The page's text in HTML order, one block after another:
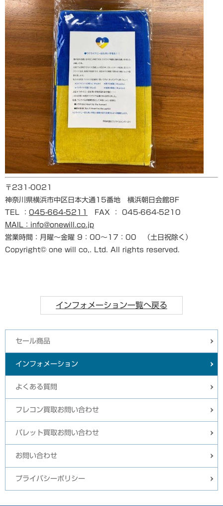
〒231-0021
神奈川県横浜市中区日本大通15番地 横浜朝日会館8F
TEL ： 045-664-5211
FAX ： 045-664-5210
MAIL：info@onewill.co.jp
営業時間：月曜～金曜 9：00～17：00 （土日祝除く）
Copyright© one will co,. Ltd. All rights reserved.
インフォメーション一覧へ戻る
セール商品
インフォメーション
よくある質問
フレコン買取お問い合わせ
パレット買取お問い合わせ
お問い合わせ
プライバシーポリシー